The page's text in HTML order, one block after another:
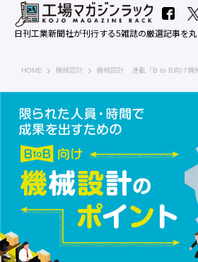
日刊工業新聞社が刊行する5雑誌の厳選記事を丸
HOME 工場マガジンラック｜日刊工業新聞社
機械設計 機械設計 連載「B to B向け機